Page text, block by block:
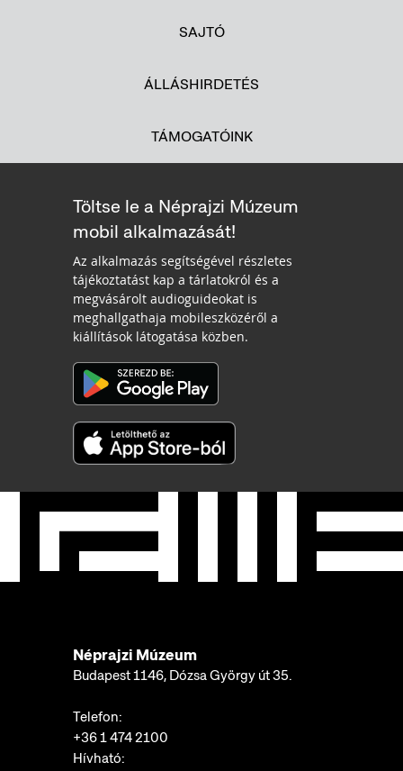
SAJTÓ
ÁLLÁSHIRDETÉS
TÁMOGATÓINK
Töltse le a Néprajzi Múzeum
mobil alkalmazását!
Az alkalmazás segítségével részletes
tájékoztatást kap a tárlatokról és a
megvásárolt audioguideokat is
meghallgathaja mobileszközéről a
kiállítások látogatása közben.
Néprajzi Múzeum
Budapest 1146, Dózsa György út 35.
Telefon:
+36 1 474 2100
Hívható: